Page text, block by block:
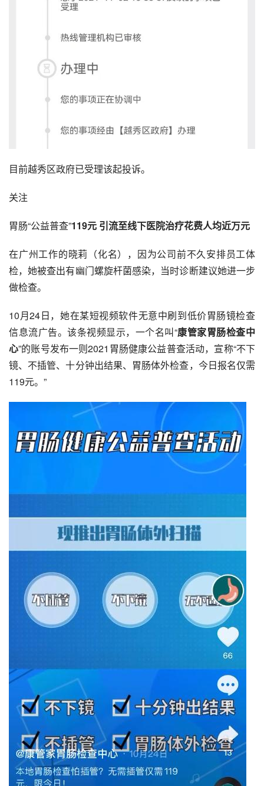
目前越秀区政府已受理该起投诉。
关注
胃肠“公益普查”119元 引流至线下医院治疗花费人均近万元
在广州工作的晓莉（化名），因为公司前不久安排员工体
检，她被查出有幽门螺旋杆菌感染，当时诊断建议她进一步
做检查。
10月24日，她在某短视频软件无意中刷到低价胃肠镜检查
信息流广告。该条视频显示，一个名叫“康管家胃肠检查中
心”的账号发布一则2021胃肠健康公益普查活动，宣称“不下
镜、不插管、十分钟出结果、胃肠体外检查，今日报名仅需
119元。”